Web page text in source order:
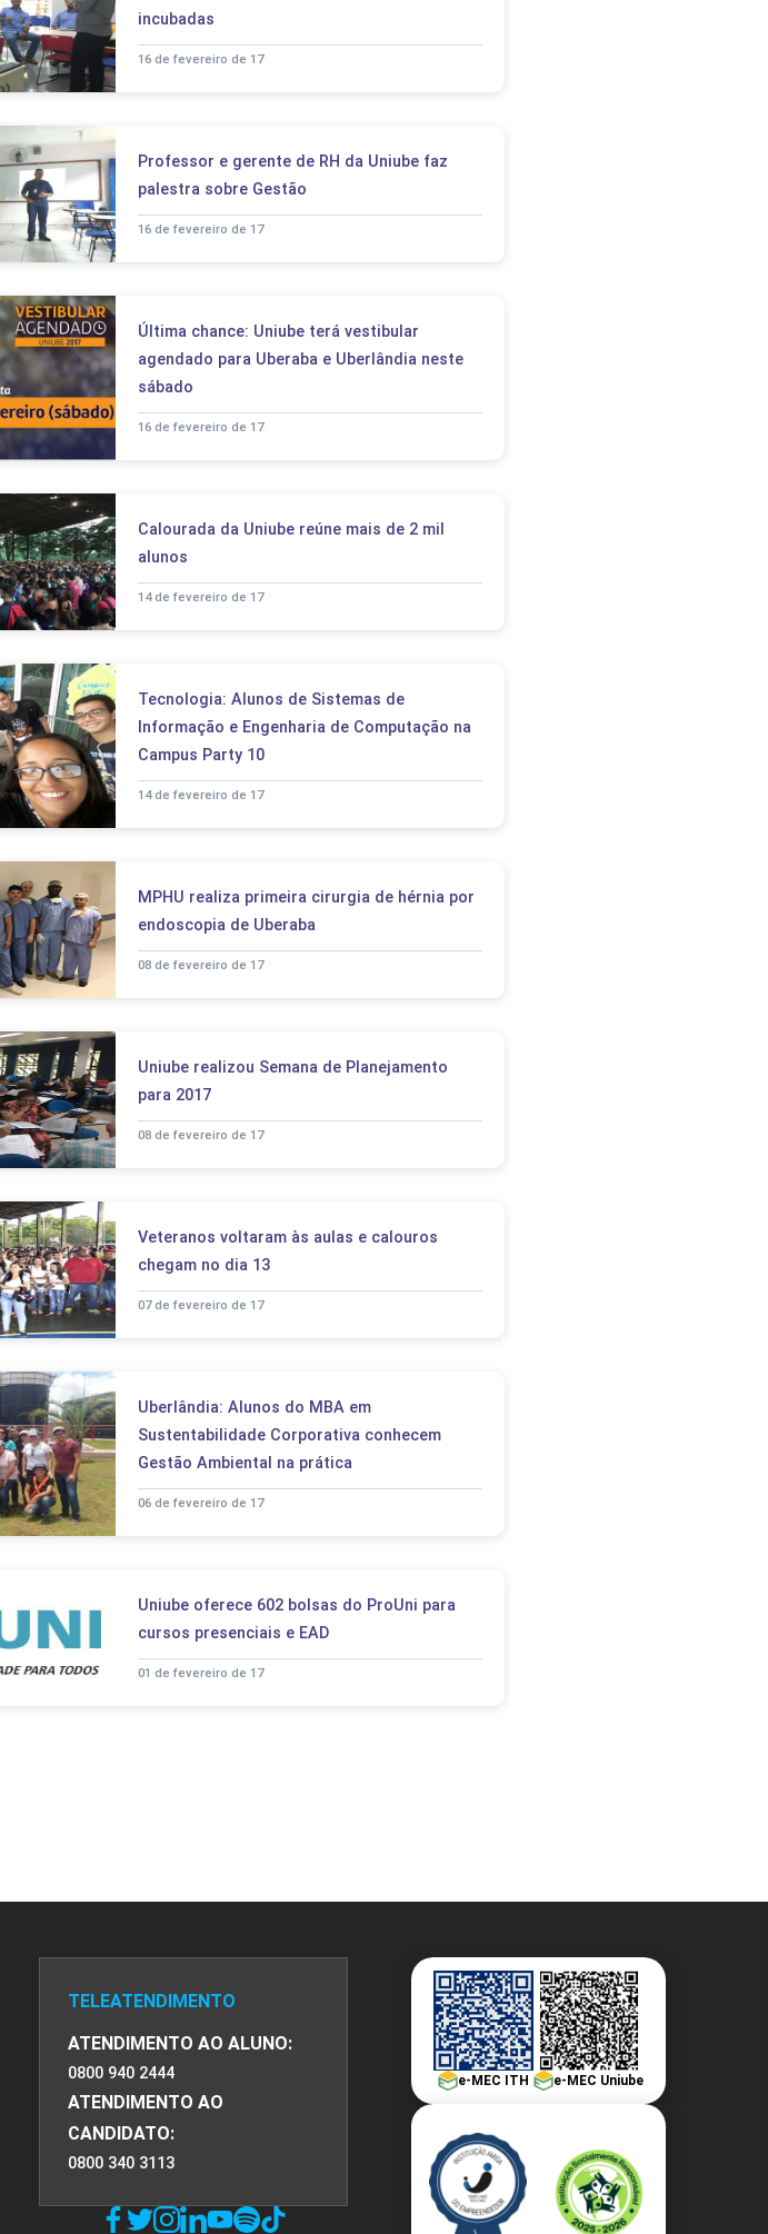
incubadas
16 de fevereiro de 17
Professor e gerente de RH da Uniube faz
palestra sobre Gestão
16 de fevereiro de 17
Última chance: Uniube terá vestibular
agendado para Uberaba e Uberlândia neste
sábado
16 de fevereiro de 17
Calourada da Uniube reúne mais de 2 mil
alunos
14 de fevereiro de 17
Tecnologia: Alunos de Sistemas de
Informação e Engenharia de Computação na
Campus Party 10
14 de fevereiro de 17
MPHU realiza primeira cirurgia de hérnia por
endoscopia de Uberaba
08 de fevereiro de 17
Uniube realizou Semana de Planejamento
para 2017
08 de fevereiro de 17
Veteranos voltaram às aulas e calouros
chegam no dia 13
07 de fevereiro de 17
Uberlândia: Alunos do MBA em
Sustentabilidade Corporativa conhecem
Gestão Ambiental na prática
06 de fevereiro de 17
Uniube oferece 602 bolsas do ProUni para
cursos presenciais e EAD
01 de fevereiro de 17
TELEATENDIMENTO
ATENDIMENTO AO ALUNO:
0800 940 2444
ATENDIMENTO AO
CANDIDATO:
0800 340 3113
e-MEC ITH e-MEC Uniube